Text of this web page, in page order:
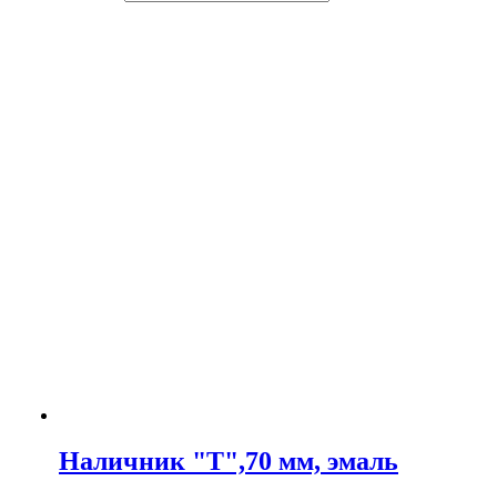
Наличник "Т",70 мм, эмаль